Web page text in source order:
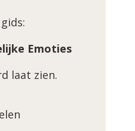
Emoties
laat zien.